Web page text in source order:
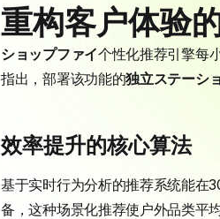
重构客户体验
ショップファイ个性化推荐引擎每
指出，部署该功能的独立ステーシ
效率提升的核心算法
基于实时行为分析的推荐系统能在
备，这种场景化推荐使户外品类平